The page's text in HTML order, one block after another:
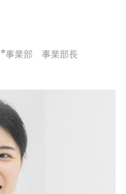
®事業部 事業部長